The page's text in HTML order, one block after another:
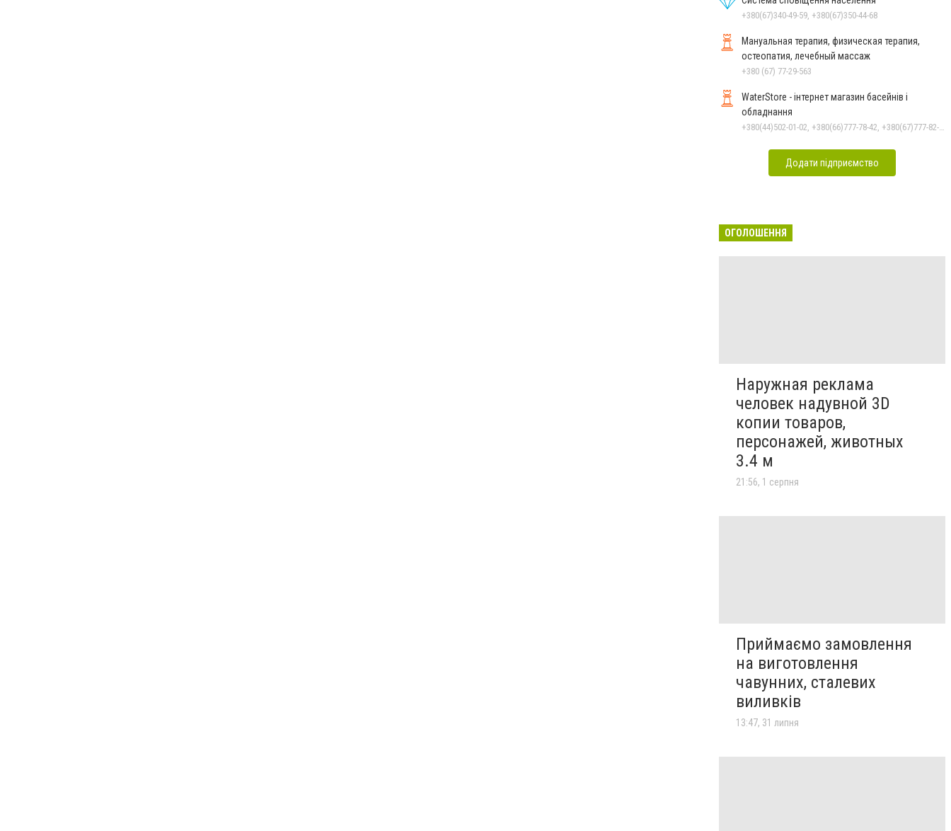
+380(67)340-49-59, +380(67)350-44-68
Мануальная терапия, физическая терапия,
остеопатия, лечебный массаж
+380 (67) 77-29-563
WaterStore - інтернет магазин басейнів і
обладнання
Додати підприємство
ОГОЛОШЕННЯ
Наружная реклама
человек надувной 3D
копии товаров,
персонажей, животных
3.4 м
21:56, 1 серпня
Приймаємо замовлення
на виготовлення
чавунних, сталевих
виливків
13:47, 31 липня